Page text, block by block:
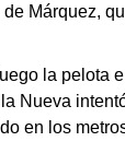
Márquez,
la pelota
Nueva
en los